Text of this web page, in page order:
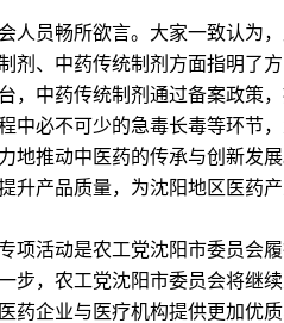
员畅所欲言。大家一致认为，
剂、中药传统制剂方面指明了
，中药传统制剂通过备案政策
中必不可少的急毒长毒等环节
地推动中医药的传承与创新发
升产品质量，为沈阳地区医药产
活动是农工党沈阳市委员会履
步，农工党沈阳市委员会将继
药企业与医疗机构提供更加优